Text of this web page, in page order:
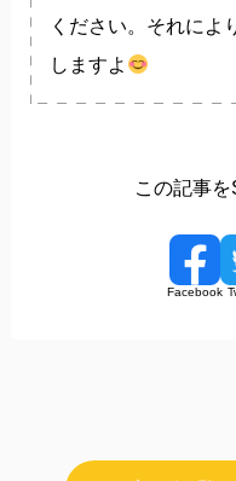
ください。それによ
しますよ
この記事
Facebook